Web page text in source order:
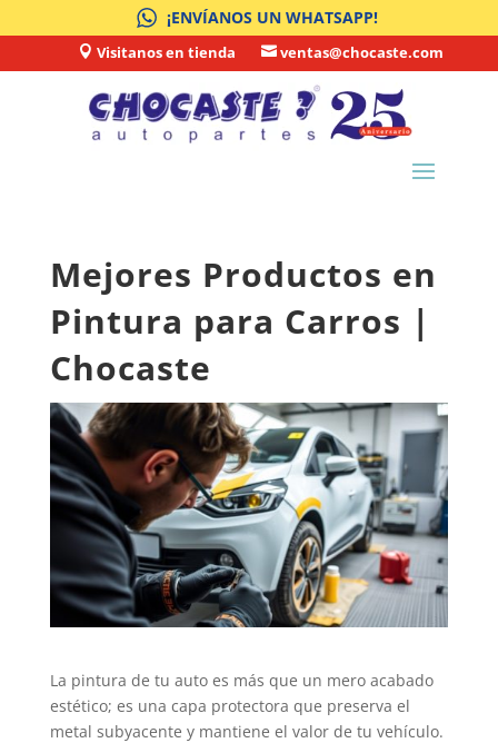
¡ENVÍANOS UN WHATSAPP!
 Visitanos en tienda  ventas@chocaste.com
Mejores Productos en
Pintura para Carros |
Chocaste
La pintura de tu auto es más que un mero acabado
estético; es una capa protectora que preserva el
metal subyacente y mantiene el valor de tu vehículo.